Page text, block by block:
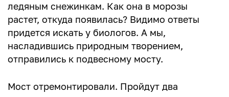
ледяным снежинкам. Как она в морозы
растет, откуда появилась? Видимо ответы
придется искать у биологов. А мы,
насладившись природным творением,
отправились к подвесному мосту.
Мост отремонтировали. Пройдут два